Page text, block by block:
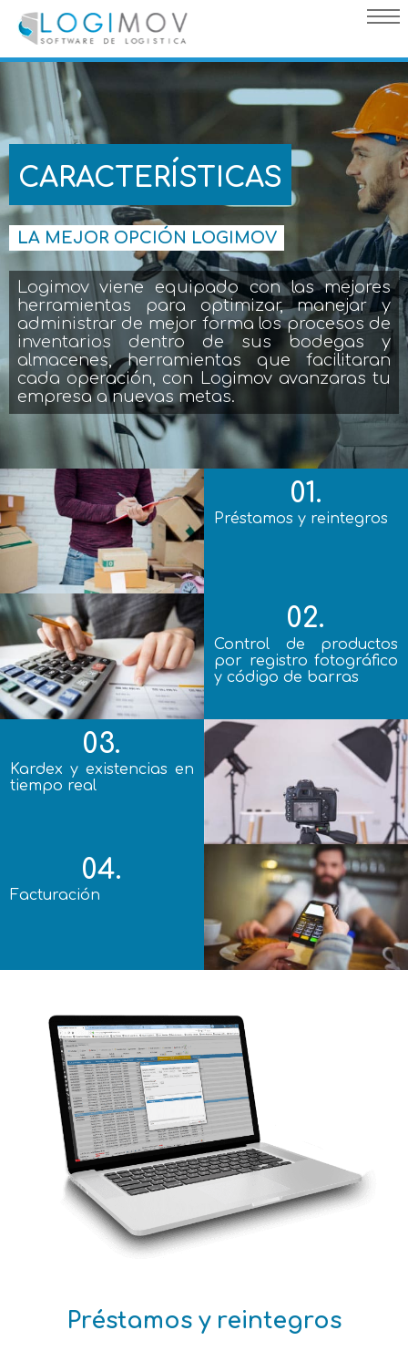
query failed, Table 'nwproject5_logimov.preload_images' doesn't
exist::SQL Query: /*qc=on*/ select * from preload_images where
pagina=34
CARACTERÍSTICAS
LA MEJOR OPCIÓN LOGIMOV
Logimov viene equipado con las mejores
herramientas para optimizar, manejar y
administrar de mejor forma los procesos de
inventarios dentro de sus bodegas y
almacenes, herramientas que facilitaran
cada operación, con Logimov avanzaras tu
empresa a nuevas metas.
01.
Préstamos y reintegros
02.
Control de productos
por registro fotográfico
y código de barras
03.
Kardex y existencias en
tiempo real
04.
Facturación
Préstamos y reintegros